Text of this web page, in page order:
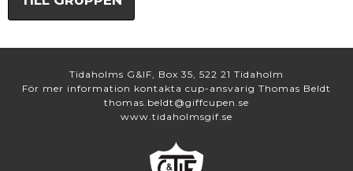
Tidaholms G&IF, Box 35, 522 21 Tidaholm
För mer information kontakta cup-ansvarig Thomas Beldt
thomas.beldt@giffcupen.se
www.tidaholmsgif.se